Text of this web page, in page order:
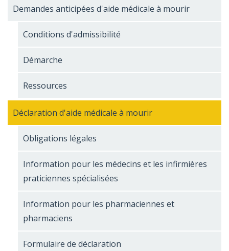
Demandes anticipées d'aide médicale à mourir
Conditions d'admissibilité
Démarche
Ressources
Déclaration d'aide médicale à mourir
Obligations légales
Information pour les médecins et les infirmières
praticiennes spécialisées
Information pour les pharmaciennes et
pharmaciens
Formulaire de déclaration